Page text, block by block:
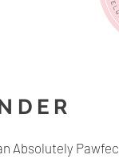
Absolutely